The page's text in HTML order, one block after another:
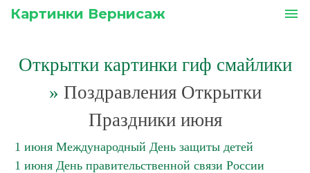
Картинки Вернисаж menu
Открытки картинки гиф смайлики
» Поздравления Открытки
Праздники июня
1 июня Международный День защиты детей
1 июня День правительственной связи России